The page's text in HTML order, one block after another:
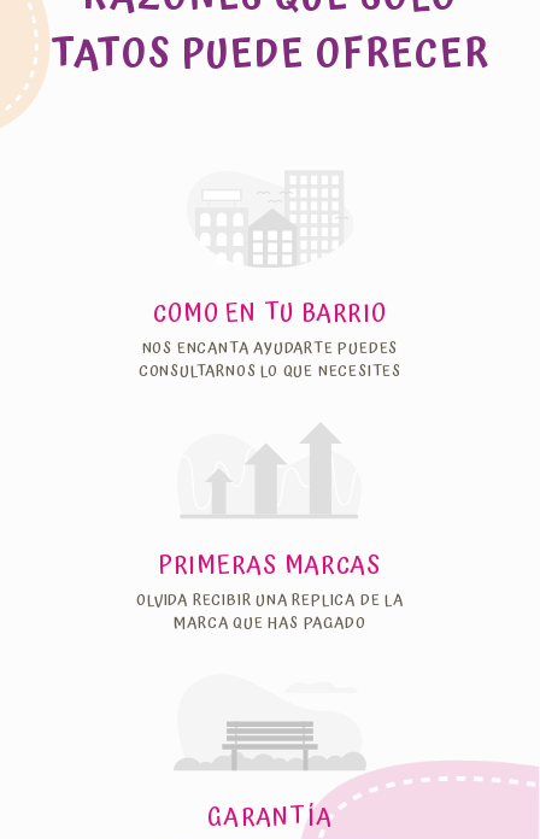
TATOS PUEDE OFRECER
COMO EN TU BARRIO
NOS ENCANTA AYUDARTE PUEDES
CONSULTARNOS LO QUE NECESITES
PRIMERAS MARCAS
OLVIDA RECIBIR UNA REPLICA DE LA
MARCA QUE HAS PAGADO
GARANTÍA